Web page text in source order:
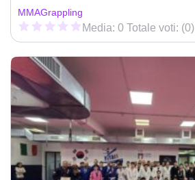
MMAGrappling
Media: 0 Totale voti: (0)